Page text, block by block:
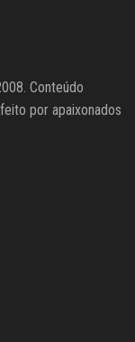
Conteúdo
por apaixonados